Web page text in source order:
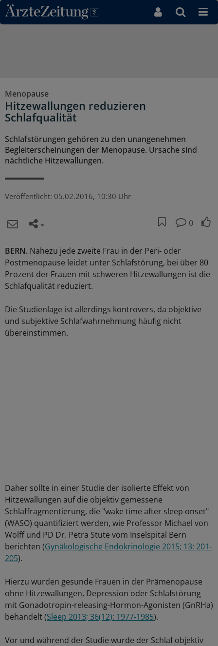
Direkt zum Inhaltsbereich
Menopause
Hitzewallungen reduzieren
Schlafqualität
Schlafstörungen gehören zu den unangenehmen
Begleiterscheinungen der Menopause. Ursache sind
nächtliche Hitzewallungen.
Veröffentlicht: 05.02.2016, 10:30 Uhr
0
BERN. Nahezu jede zweite Frau in der Peri- oder
Postmenopause leidet unter Schlafstörung, bei über 80
Prozent der Frauen mit schweren Hitzewallungen ist die
Schlafqualität reduziert.
Die Studienlage ist allerdings kontrovers, da objektive
und subjektive Schlafwahrnehmung häufig nicht
übereinstimmen.
Daher sollte in einer Studie der isolierte Effekt von
Hitzewallungen auf die objektiv gemessene
Schlaffragmentierung, die "wake time after sleep onset"
(WASO) quantifiziert werden, wie Professor Michael von
Wolff und PD Dr. Petra Stute vom Inselspital Bern
berichten (Gynäkologische Endokrinologie 2015; 13: 201-
205).
Hierzu wurden gesunde Frauen in der Prämenopause
ohne Hitzewallungen, Depression oder Schlafstörung
mit Gonadotropin-releasing-Hormon-Agonisten (GnRHa)
behandelt (Sleep 2013; 36(12): 1977-1985).
Vor und während der Studie wurde der Schlaf objektiv